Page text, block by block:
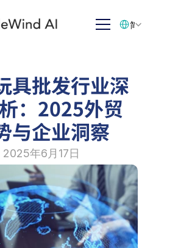
具批发行业深
：2025外贸
与企业洞察
2025年6月17日
简体中文